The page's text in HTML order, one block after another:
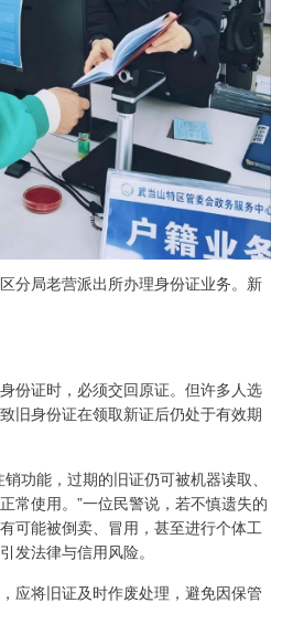
分局老营派出所办理身份证业务。新
份证时，必须交回原证。但许多人选
旧身份证在领取新证后仍处于有效期
功能，过期的旧证仍可被机器读取、
常使用。”一位民警说，若不慎遗失的
可能被倒卖、冒用，甚至进行个体工
发法律与信用风险。
应将旧证及时作废处理，避免因保管